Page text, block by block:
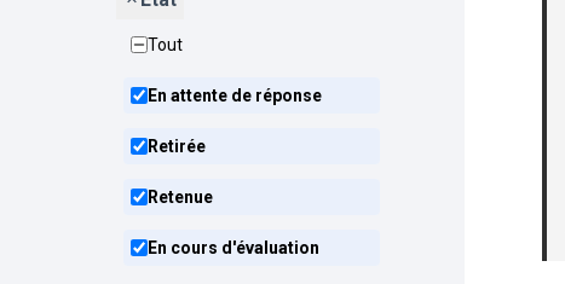
Tout
En attente de réponse
Retirée
Retenue
En cours d'évaluation